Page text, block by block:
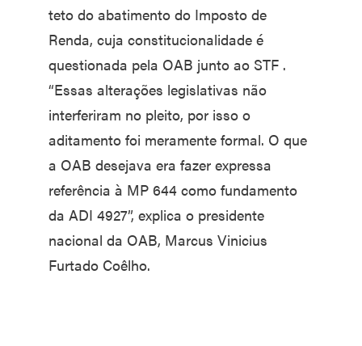
teto do abatimento do Imposto de
Renda, cuja constitucionalidade é
questionada pela OAB junto ao STF .
“Essas alterações legislativas não
interferiram no pleito, por isso o
aditamento foi meramente formal. O que
a OAB desejava era fazer expressa
referência à MP 644 como fundamento
da ADI 4927”, explica o presidente
nacional da OAB, Marcus Vinicius
Furtado Coêlho.